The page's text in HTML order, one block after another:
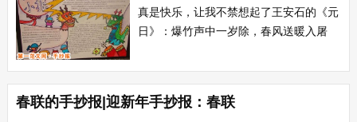
真是快乐，让我不禁想起了王安石的《元
日》：爆竹声中一岁除，春风送暖入屠
新的一年又到了，在新的一年里，一切都
将发生变化，自己又长大了一岁，我希望
这一年好运一直陪伴着我，我也会更加努
春联的手抄报|迎新年手抄报：春联